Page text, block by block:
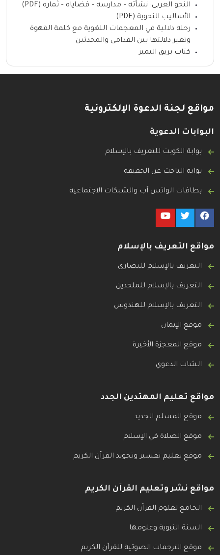
النحو العربي: نشأته – مدارسه – قضاياه – ثماره (PDF)
الأساليب النحوية (PDF)
رحلة دلالية في المعجمات اللغوية مع كلمة القهوة
وتغير دلالتها بين القدامى والمحدثين
كتاب بريق التميز
مواقع لجنة الدعوة الإلكترونية
البوابات الدعوية
بوابة الكويت للتعريف بالإسلام
بوابة الباحث عن الحقيقة
بطاقات الواتس آب والشبكات الاجتماعية
مواقع التعريف بالإسلام
التعريف بالإسلام للنصارى
التعريف بالإسلام للملحدين
التعريف بالإسلام للهندوس
موقع الإيمان
موقع المعجزة الأخيرة
الشات الدعوي
مواقع تعليم المهتدين الجدد
موقع المسلم الجديد
موقع الصلاة في الإسلام
موقع تعليم تفسير وتجويد القرآن الكريم
مواقع نشر وتعليم القرآن الكريم
الجامع لعلوم القرآن الكريم
السنة النبوية وعلومها
موقع الترجمات الصوتية للقرآن الكريم